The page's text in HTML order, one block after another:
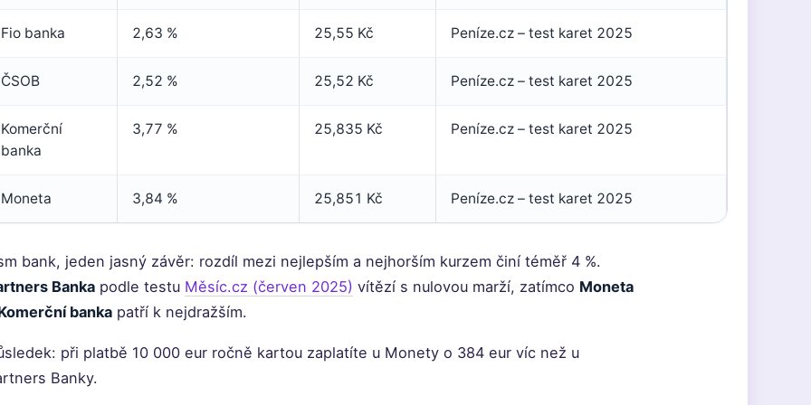
Fio banka 2,63 % 25,55 Kč Peníze.cz – test karet 2025
ČSOB 2,52 % 25,52 Kč Peníze.cz – test karet 2025
Komerční
banka
3,77 % 25,835 Kč Peníze.cz – test karet 2025
Moneta 3,84 % 25,851 Kč Peníze.cz – test karet 2025
bank, jeden jasný závěr: rozdíl mezi nejlepším a nejhorším kurzem činí téměř 4 %.
Banka podle testu Měsíc.cz (červen 2025) vítězí s nulovou marží, zatímco Moneta
banka patří k nejdražším.
při platbě 10 000 eur ročně kartou zaplatíte u Monety o 384 eur víc než u
Banky.